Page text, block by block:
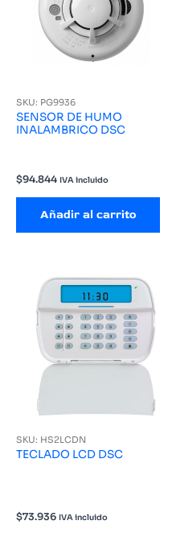
SKU: PG9936
SENSOR DE HUMO
INALAMBRICO DSC
$94.844 IVA incluido
Añadir al carrito
SKU: HS2LCDN
TECLADO LCD DSC
$73.936 IVA incluido